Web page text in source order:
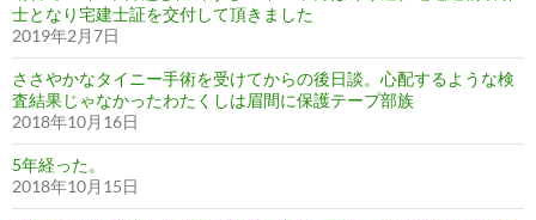
士となり宅建士証を交付して頂きました
2019年2月7日
ささやかなタイニー手術を受けてからの後日談。心配するような検
査結果じゃなかったわたくしは眉間に保護テープ部族
2018年10月16日
5年経った。
2018年10月15日